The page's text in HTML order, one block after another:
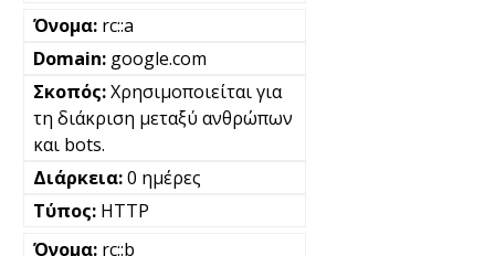
rc::a
google.com
Χρησιμοποιείται για
τη διάκριση μεταξύ ανθρώπων
και bots.
0 ημέρες
HTTP
rc::b